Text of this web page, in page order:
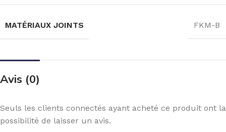
MATÉRIAUX JOINTS FKM-B
Avis (0)
Seuls les clients connectés ayant acheté ce produit ont la
possibilité de laisser un avis.